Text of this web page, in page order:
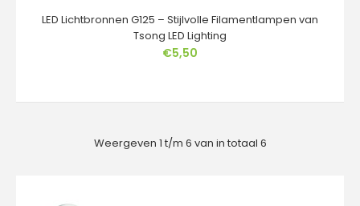
€1,89
LED Lichtbronnen G125 – Stijlvolle Filamentlampen van
Tsong LED Lighting
€5,50
Weergeven 1 t/m 6 van in totaal 6